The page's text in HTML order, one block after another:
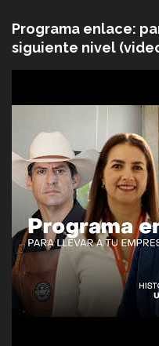
Programa enlace:
siguiente nivel